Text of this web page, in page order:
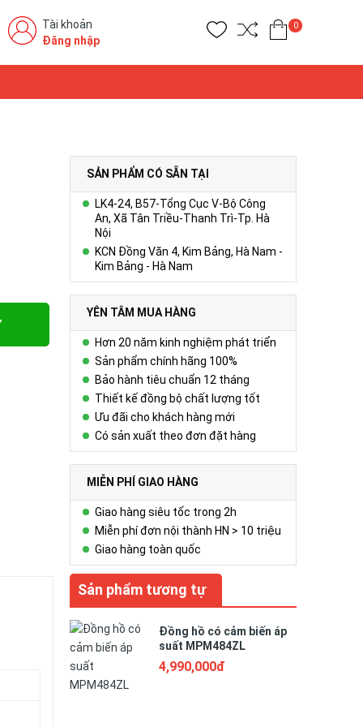
Tài khoản
Đăng nhập
0
SẢN PHẨM CÓ SẴN TẠI
LK4-24, B57-Tổng Cục V-Bộ Công
An, Xã Tân Triều-Thanh Trì-Tp. Hà
Nội
KCN Đồng Văn 4, Kim Bảng, Hà Nam -
Kim Bảng - Hà Nam
YÊN TÂM MUA HÀNG
Hơn 20 năm kinh nghiệm phát triển
Sản phẩm chính hãng 100%
Bảo hành tiêu chuẩn 12 tháng
Thiết kế đồng bộ chất lượng tốt
Ưu đãi cho khách hàng mới
Có sản xuất theo đơn đặt hàng
MIỄN PHÍ GIAO HÀNG
Giao hàng siêu tốc trong 2h
Miễn phí đơn nội thành HN > 10 triệu
Giao hàng toàn quốc
Sản phẩm tương tự
Đồng hồ có cảm biến áp
suất MPM484ZL
4,990,000đ